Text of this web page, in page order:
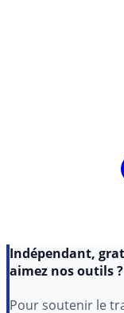
aimez nos outils ?